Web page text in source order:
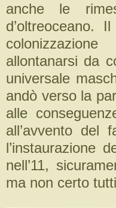
anche le
d’oltreoceano.
allontanarsi da
universale
andò verso la
alle
all’avvento del
l’instaurazione
nell’11,
ma non certo